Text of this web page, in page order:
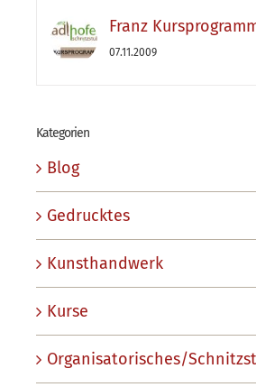
Franz
07.11.2009
Kategorien
Blog
Gedrucktes
Kunsthandwerk
Kurse
Organisatorisches/